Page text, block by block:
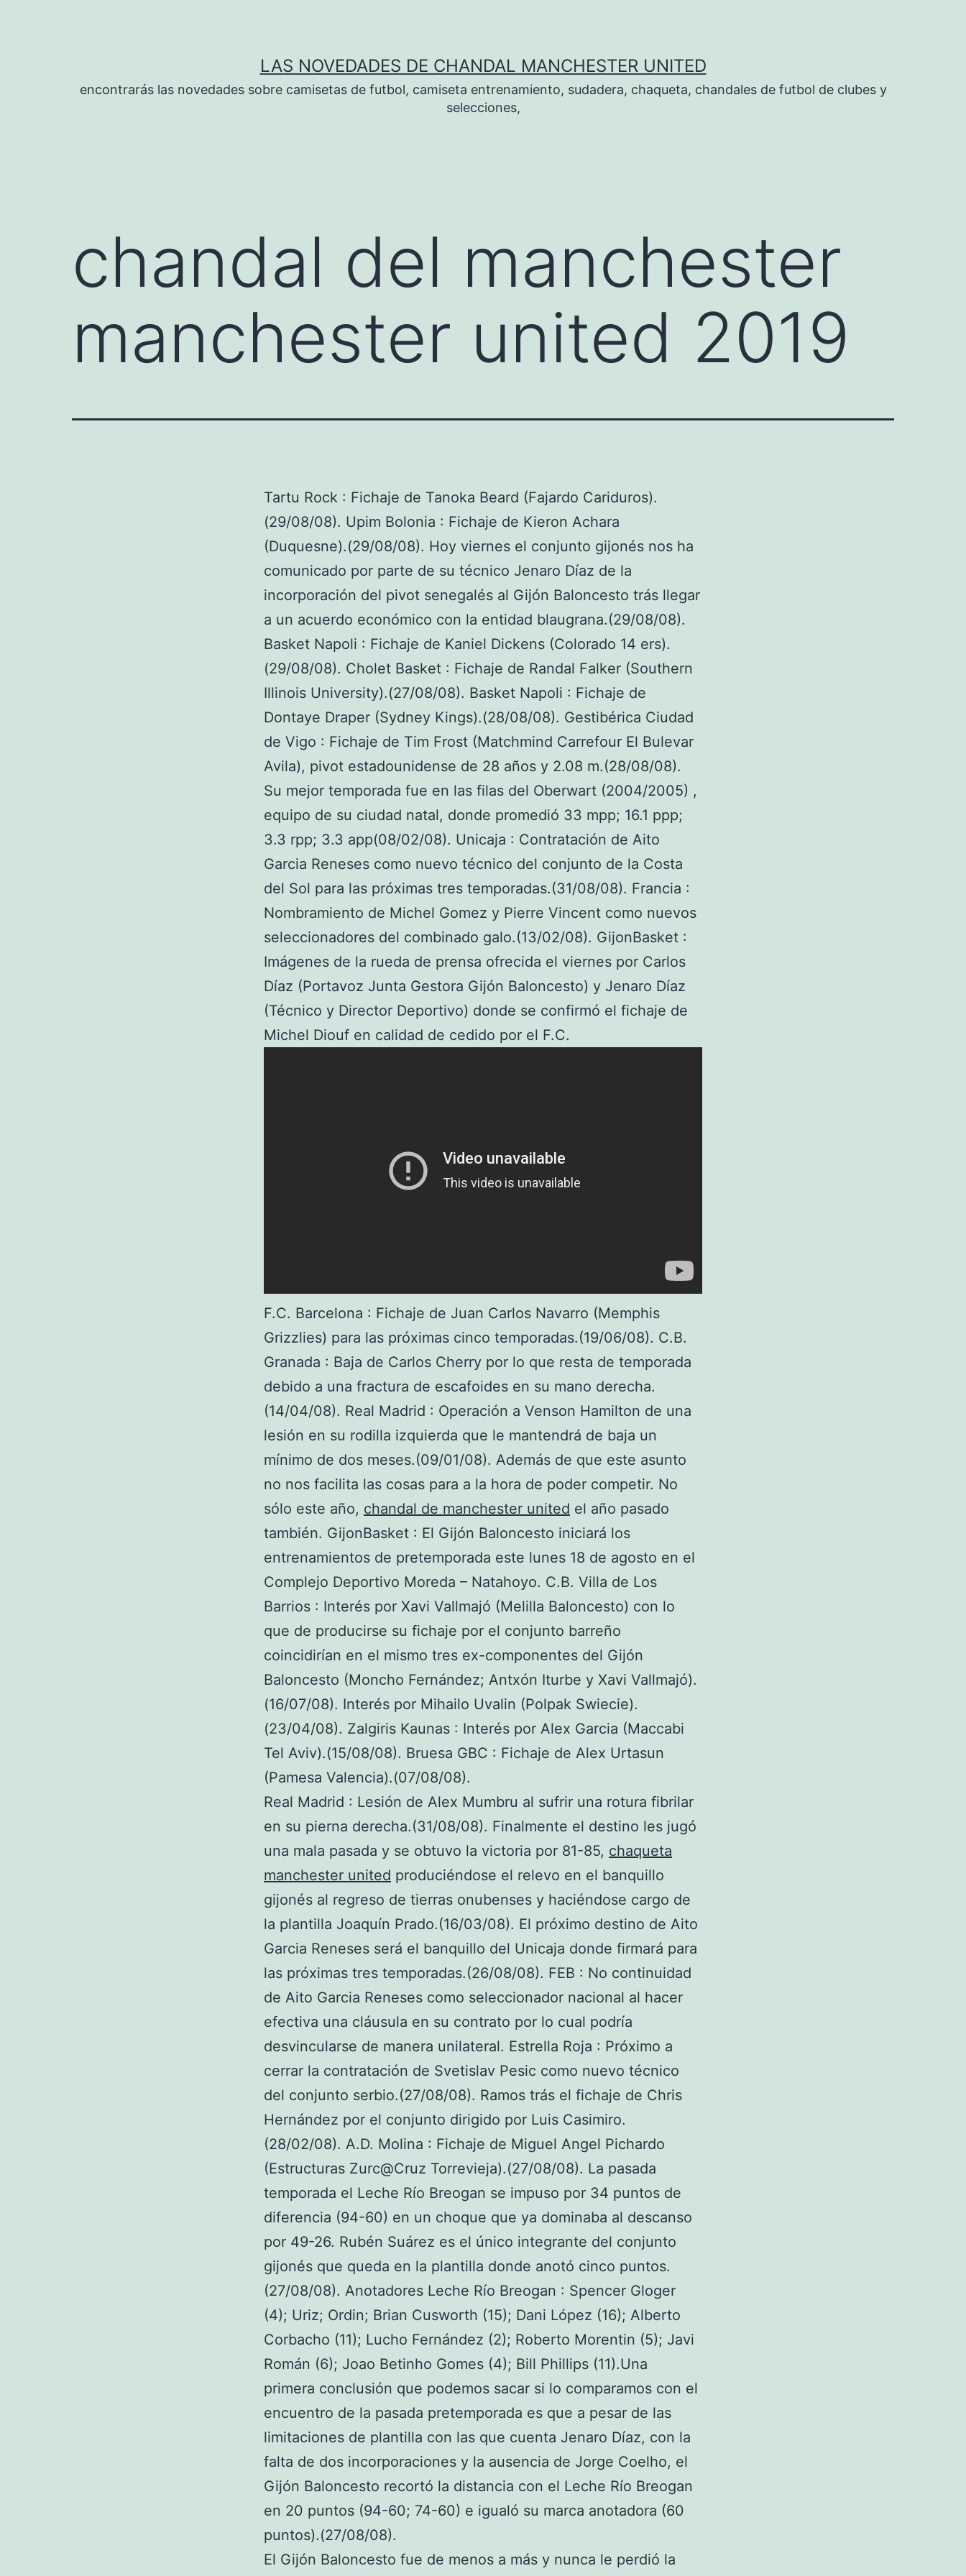
LAS NOVEDADES DE CHANDAL MANCHESTER UNITED
encontrarás las novedades sobre camisetas de futbol, camiseta entrenamiento, sudadera, chaqueta, chandales de futbol de clubes y
selecciones,
chandal del manchester
manchester united 2019
Tartu Rock : Fichaje de Tanoka Beard (Fajardo Cariduros).
(29/08/08). Upim Bolonia : Fichaje de Kieron Achara
(Duquesne).(29/08/08). Hoy viernes el conjunto gijonés nos ha
comunicado por parte de su técnico Jenaro Díaz de la
incorporación del pivot senegalés al Gijón Baloncesto trás llegar
a un acuerdo económico con la entidad blaugrana.(29/08/08).
Basket Napoli : Fichaje de Kaniel Dickens (Colorado 14 ers).
(29/08/08). Cholet Basket : Fichaje de Randal Falker (Southern
Illinois University).(27/08/08). Basket Napoli : Fichaje de
Dontaye Draper (Sydney Kings).(28/08/08). Gestibérica Ciudad
de Vigo : Fichaje de Tim Frost (Matchmind Carrefour El Bulevar
Avila), pivot estadounidense de 28 años y 2.08 m.(28/08/08).
Su mejor temporada fue en las filas del Oberwart (2004/2005) ,
equipo de su ciudad natal, donde promedió 33 mpp; 16.1 ppp;
3.3 rpp; 3.3 app(08/02/08). Unicaja : Contratación de Aito
Garcia Reneses como nuevo técnico del conjunto de la Costa
del Sol para las próximas tres temporadas.(31/08/08). Francia :
Nombramiento de Michel Gomez y Pierre Vincent como nuevos
seleccionadores del combinado galo.(13/02/08). GijonBasket :
Imágenes de la rueda de prensa ofrecida el viernes por Carlos
Díaz (Portavoz Junta Gestora Gijón Baloncesto) y Jenaro Díaz
(Técnico y Director Deportivo) donde se confirmó el fichaje de
Michel Diouf en calidad de cedido por el F.C.
F.C. Barcelona : Fichaje de Juan Carlos Navarro (Memphis
Grizzlies) para las próximas cinco temporadas.(19/06/08). C.B.
Granada : Baja de Carlos Cherry por lo que resta de temporada
debido a una fractura de escafoides en su mano derecha.
(14/04/08). Real Madrid : Operación a Venson Hamilton de una
lesión en su rodilla izquierda que le mantendrá de baja un
mínimo de dos meses.(09/01/08). Además de que este asunto
no nos facilita las cosas para a la hora de poder competir. No
sólo este año, chandal de manchester united el año pasado
también. GijonBasket : El Gijón Baloncesto iniciará los
entrenamientos de pretemporada este lunes 18 de agosto en el
Complejo Deportivo Moreda – Natahoyo. C.B. Villa de Los
Barrios : Interés por Xavi Vallmajó (Melilla Baloncesto) con lo
que de producirse su fichaje por el conjunto barreño
coincidirían en el mismo tres ex-componentes del Gijón
Baloncesto (Moncho Fernández; Antxón Iturbe y Xavi Vallmajó).
(16/07/08). Interés por Mihailo Uvalin (Polpak Swiecie).
(23/04/08). Zalgiris Kaunas : Interés por Alex Garcia (Maccabi
Tel Aviv).(15/08/08). Bruesa GBC : Fichaje de Alex Urtasun
(Pamesa Valencia).(07/08/08).
Real Madrid : Lesión de Alex Mumbru al sufrir una rotura fibrilar
en su pierna derecha.(31/08/08). Finalmente el destino les jugó
una mala pasada y se obtuvo la victoria por 81-85, chaqueta
manchester united produciéndose el relevo en el banquillo
gijonés al regreso de tierras onubenses y haciéndose cargo de
la plantilla Joaquín Prado.(16/03/08). El próximo destino de Aito
Garcia Reneses será el banquillo del Unicaja donde firmará para
las próximas tres temporadas.(26/08/08). FEB : No continuidad
de Aito Garcia Reneses como seleccionador nacional al hacer
efectiva una cláusula en su contrato por lo cual podría
desvincularse de manera unilateral. Estrella Roja : Próximo a
cerrar la contratación de Svetislav Pesic como nuevo técnico
del conjunto serbio.(27/08/08). Ramos trás el fichaje de Chris
Hernández por el conjunto dirigido por Luis Casimiro.
(28/02/08). A.D. Molina : Fichaje de Miguel Angel Pichardo
(Estructuras Zurc@Cruz Torrevieja).(27/08/08). La pasada
temporada el Leche Río Breogan se impuso por 34 puntos de
diferencia (94-60) en un choque que ya dominaba al descanso
por 49-26. Rubén Suárez es el único integrante del conjunto
gijonés que queda en la plantilla donde anotó cinco puntos.
(27/08/08). Anotadores Leche Río Breogan : Spencer Gloger
(4); Uriz; Ordin; Brian Cusworth (15); Dani López (16); Alberto
Corbacho (11); Lucho Fernández (2); Roberto Morentin (5); Javi
Román (6); Joao Betinho Gomes (4); Bill Phillips (11).Una
primera conclusión que podemos sacar si lo comparamos con el
encuentro de la pasada pretemporada es que a pesar de las
limitaciones de plantilla con las que cuenta Jenaro Díaz, con la
falta de dos incorporaciones y la ausencia de Jorge Coelho, el
Gijón Baloncesto recortó la distancia con el Leche Río Breogan
en 20 puntos (94-60; 74-60) e igualó su marca anotadora (60
puntos).(27/08/08).
El Gijón Baloncesto fue de menos a más y nunca le perdió la